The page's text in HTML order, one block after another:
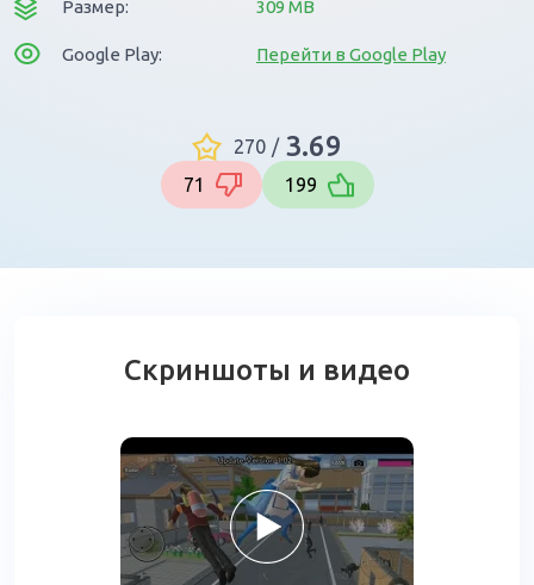
Размер: 309 MB
Google Play: Перейти в Google Play
270 / 3.69
71 199
Скриншоты и видео